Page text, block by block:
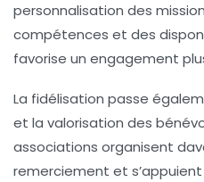
personnalisation des
compétences et des
favorise un engagement
La fidélisation passe
et la valorisation des
associations organisent
remerciement et